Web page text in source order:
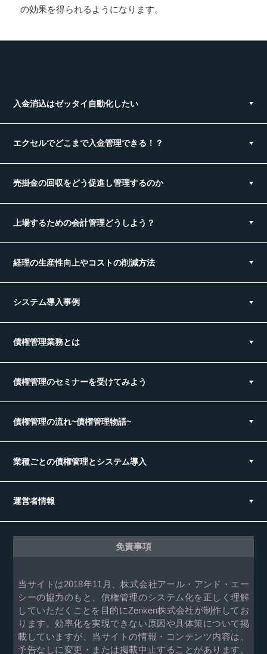
の効果を得られるようになります。
入金消込はゼッタイ自動化したい
エクセルでどこまで入金管理できる！？
売掛金の回収をどう促進し管理するのか
上場するための会計管理どうしよう？
経理の生産性向上やコストの削減方法
システム導入事例
債権管理業務とは
債権管理のセミナーを受けてみよう
債権管理の流れ~債権管理物語~
業種ごとの債権管理とシステム導入
運営者情報
免責事項
当サイトは2018年11月、株式会社アール・アンド・エー
シーの協力のもと、債権管理のシステム化を正しく理解
していただくことを目的にZenken株式会社が制作してお
ります。効率化を実現できない原因や具体策について掲
載していますが、当サイトの情報・コンテンツ内容は、
予告なしに変更・または掲載中止することがあります。